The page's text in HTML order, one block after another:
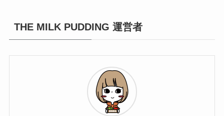
THE MILK PUDDING 運営者